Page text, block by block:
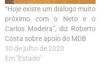
“Hoje existe um diálogo muito
próximo com o Neto e o
Carlos Madeira”, diz Roberto
Costa sobre apoio do MDB
30 de julho de 2020
Em "Estado"